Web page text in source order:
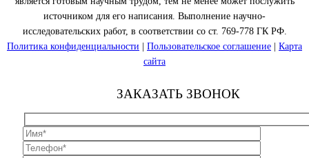
источником для его написания. Выполнение научно-
исследовательских работ, в соответствии со ст. 769-778 ГК РФ.
Политика конфиденциальности
Пользовательское соглашение
Карта
сайта
ЗАКАЗАТЬ ЗВОНОК